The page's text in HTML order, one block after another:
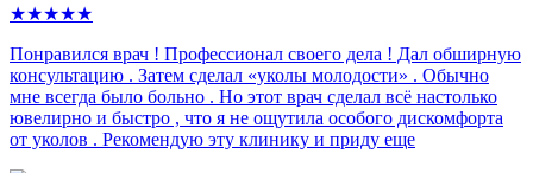
★★★★★
Понравился врач ! Профессионал своего дела ! Дал обширную
консультацию . Затем сделал «уколы молодости» . Обычно
мне всегда было больно . Но этот врач сделал всё настолько
ювелирно и быстро , что я не ощутила особого дискомфорта
от уколов . Рекомендую эту клинику и приду еще